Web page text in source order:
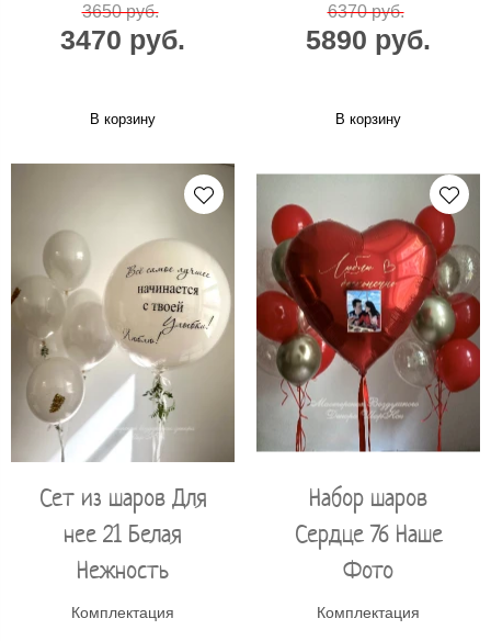
3650 руб.
3470 руб.
В корзину
6370 руб.
5890 руб.
В корзину
Сет из шаров Для
нее 21 Белая
Нежность
Комплектация
Набор шаров
Сердце 76 Наше
Фото
Комплектация